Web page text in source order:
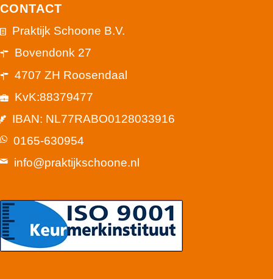
CONTACT
Praktijk Schoone B.V.
Bovendonk 27
4707 ZH Roosendaal
KvK:88379477
IBAN: NL77RABO0128033916
0165-630954
info@praktijkschoone.nl